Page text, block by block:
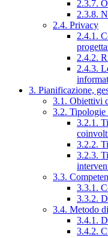
2.3.7.
2.3.8.
2.4. Privacy
2.4.1.
2.4.2.
2.4.3.
3. Pianificazione,
3.1. Obiettivi
3.2. Tipologie
3.2.1.
3.2.2.
3.2.3.
3.3.
3.3.1.
3.3.2.
3.4. Metodo
3.4.1.
3.4.2.